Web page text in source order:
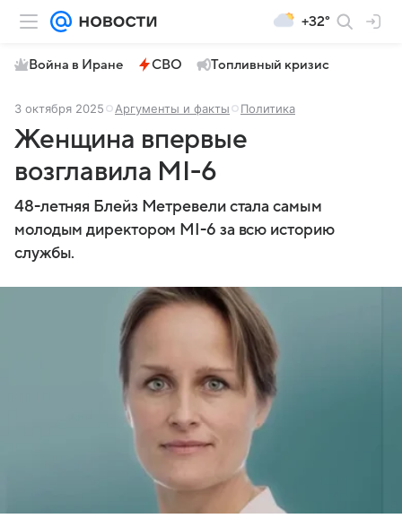
+32°
Война в Иране СВО Топливный кризис
3 октября 2025 Аргументы и факты Политика
Женщина впервые
возглавила MI-6
48-летняя Блейз Метревели стала самым
молодым директором MI-6 за всю историю
службы.